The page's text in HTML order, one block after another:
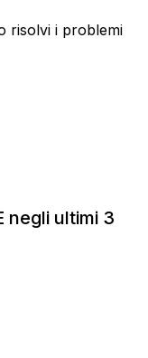
risolvi i problemi
negli ultimi 3